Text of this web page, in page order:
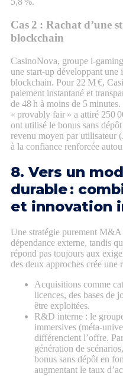
Cas 2 : Rachat d’une
blockchain
CasinoNova, groupe
une start‑up développant une
blockchain. Pour 22 M €,
paiement instantané et
de 48 h à moins de 5
« provably fair » a attiré 250
ont utilisé le bonus sans
revenu moyen par utilisateur
à la confiance renforcée
8. Vers un
durable :
et innovation
Une stratégie purement M&A
dépendance externe, tandis
répond pas toujours aux
des deux approches crée une
Acquisitions comme
licences, des bases de
être exploitées.
R&D interne : le
immersives
différencient l’offre.
génération de
bonus sans dépôt en
augmentant le taux